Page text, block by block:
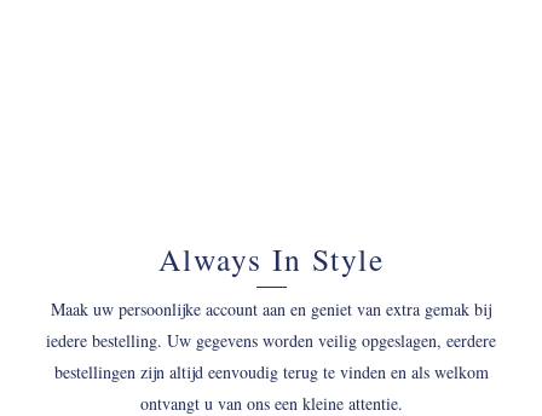
Always In Style
Maak uw persoonlijke account aan en geniet van extra gemak bij
iedere bestelling. Uw gegevens worden veilig opgeslagen, eerdere
bestellingen zijn altijd eenvoudig terug te vinden en als welkom
ontvangt u van ons een kleine attentie.